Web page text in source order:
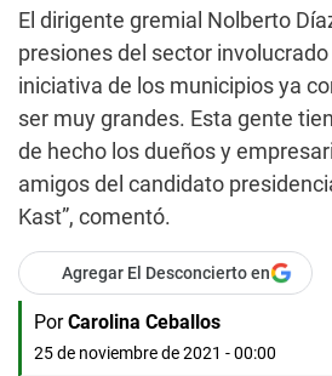
El dirigente gremial Nolberto
presiones del sector
iniciativa de los municipios ya
ser muy grandes. Esta gente
de hecho los dueños y
amigos del candidato
Kast”, comentó.
Agregar El Desconcierto en
Por Carolina Ceballos
25 de noviembre de 2021 - 00:00